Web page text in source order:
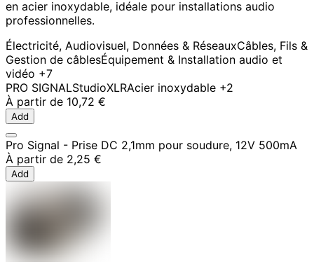
en acier inoxydable, idéale pour installations audio
professionnelles.
Électricité, Audiovisuel, Données & RéseauxCâbles, Fils &
Gestion de câblesÉquipement & Installation audio et
vidéo +7
PRO SIGNALStudioXLRAcier inoxydable +2
À partir de 10,72 €
Add
Pro Signal - Prise DC 2,1mm pour soudure, 12V 500mA
À partir de 2,25 €
Add